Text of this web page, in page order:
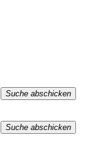
Suche abschicken
Suche abschicken